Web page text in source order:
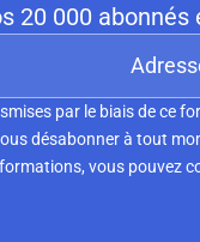
20 000
par le biais de ce
désabonner à tout
vous pouvez